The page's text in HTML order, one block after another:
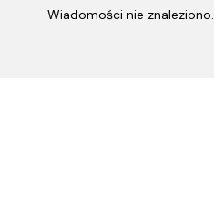
Wiadomości nie znaleziono.